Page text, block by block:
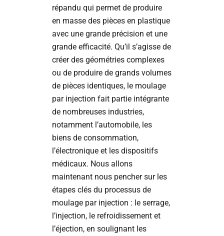
répandu qui permet de produire
en masse des pièces en plastique
avec une grande précision et une
grande efficacité. Qu’il s’agisse de
créer des géométries complexes
ou de produire de grands volumes
de pièces identiques, le moulage
par injection fait partie intégrante
de nombreuses industries,
notamment l’automobile, les
biens de consommation,
l’électronique et les dispositifs
médicaux. Nous allons
maintenant nous pencher sur les
étapes clés du processus de
moulage par injection : le serrage,
l’injection, le refroidissement et
l’éjection, en soulignant les